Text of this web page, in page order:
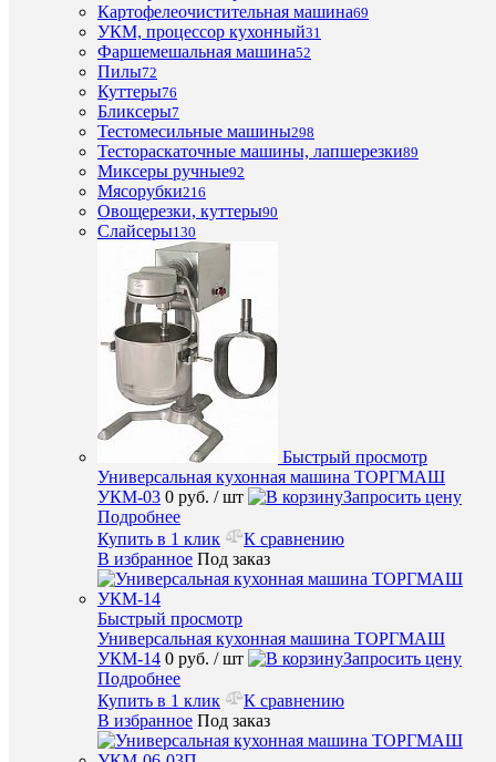
Картофелеочистительная машина69
УКМ, процессор кухонный31
Фаршемешальная машина52
Пилы72
Куттеры76
Бликсеры7
Тестомесильные машины298
Тестораскаточные машины, лапшерезки89
Миксеры ручные92
Мясорубки216
Овощерезки, куттеры90
Слайсеры130
Быстрый просмотр
Универсальная кухонная машина ТОРГМАШ
УКМ-03 0 руб. / шт
Запросить цену
Подробнее
Купить в 1 клик
К сравнению
В избранное Под заказ
Быстрый просмотр
Универсальная кухонная машина ТОРГМАШ
УКМ-14 0 руб. / шт
Запросить цену
Подробнее
Купить в 1 клик
К сравнению
В избранное Под заказ
В
Быстрый
1111